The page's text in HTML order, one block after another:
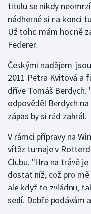
Stolní tenis
Triatlon
Vodní slalom
Volejbal
titulu se nikdy
nádherné si na konci
Už toho mám hodně
Federer.
Českými nadějemi
2011 Petra Kvitová a
dříve Tomáš Berdych.
odpověděl Berdych
zápas by si rád zahrál.
V rámci přípravy na
vítěz turnaje v
Clubu. "Hra na trávě
dostat níž, což pro
ale když to zvládnu,
sedí. Dobře podávám